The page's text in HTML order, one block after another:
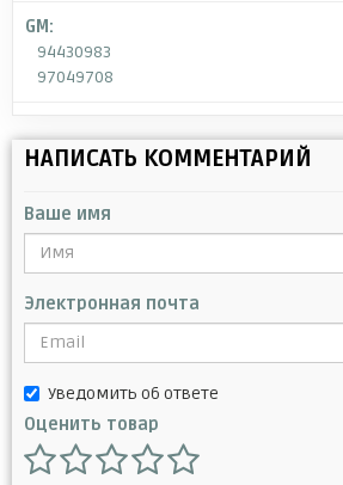
GM:
94430983
97049708
НАПИСАТЬ КОММЕНТАРИЙ
Ваше имя
Электронная почта
Уведомить об ответе
Оценить товар